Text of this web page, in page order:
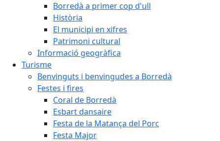
Borredà a primer cop d'ull
Història
El municipi en xifres
Patrimoni cultural
Informació geogràfica
Turisme
Benvinguts i benvingudes a Borredà
Festes i fires
Coral de Borredà
Esbart dansaire
Festa de la Matança del Porc
Festa Major